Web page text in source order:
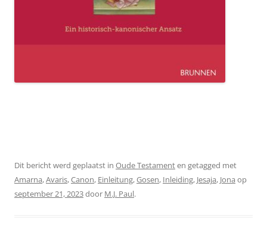
Dit bericht werd geplaatst in Oude Testamenten getagged met
Amarna,Avaris,Canon, Einleitung,Gosen, Inleiding, Jesaja, Jona op
september 21, 2023door M.J. Paul.